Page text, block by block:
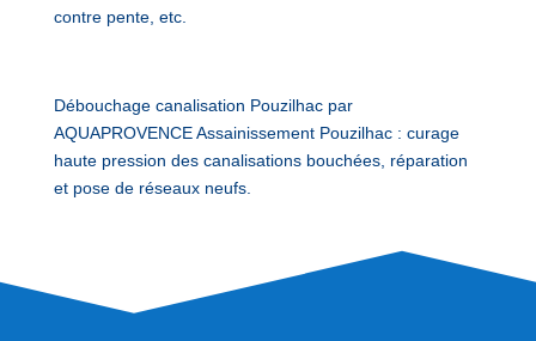
contre pente, etc.
Débouchage canalisation Pouzilhac par
AQUAPROVENCE Assainissement Pouzilhac : curage
haute pression des canalisations bouchées, réparation
et pose de réseaux neufs.